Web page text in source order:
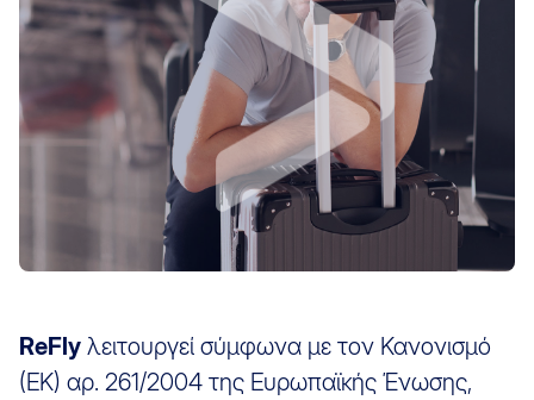
ReFly λειτουργεί σύμφωνα με τον Κανονισμό
(ΕΚ) αρ. 261/2004 της Ευρωπαϊκής Ένωσης,